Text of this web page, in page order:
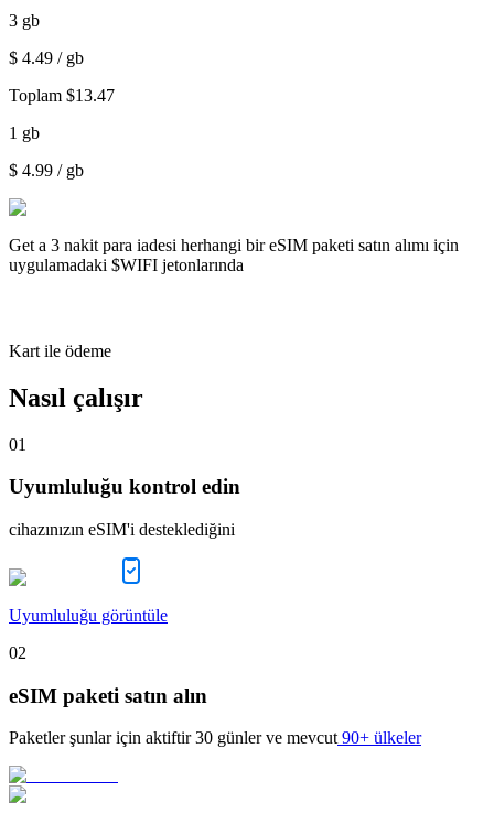
3 gb
$ 4.49 / gb
Toplam $13.47
1 gb
$ 4.99 / gb
Get a 3 nakit para iadesi herhangi bir eSIM paketi satın alımı için
uygulamadaki $WIFI jetonlarında
Kart ile ödeme
Nasıl çalışır
01
Uyumluluğu kontrol edin
cihazınızın eSIM'i desteklediğini
Uyumluluğu görüntüle
02
eSIM paketi satın alın
Paketler şunlar için aktiftir 30 günler ve mevcut 90+ ülkeler